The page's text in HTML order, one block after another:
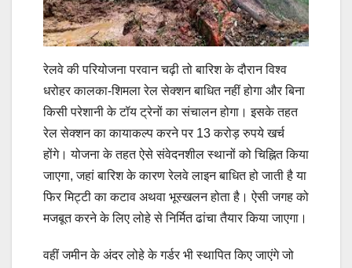
रेलवे की परियोजना परवान चढ़ी तो बारिश के दौरान विश्व
धरोहर कालका-शिमला रेल सेक्शन बाधित नहीं होगा और बिना
किसी परेशानी के टॉय ट्रेनों का संचालन होगा। इसके तहत
रेल सेक्शन का कायाकल्प करने पर 13 करोड़ रुपये खर्च
होंगे। योजना के तहत ऐसे संवेदनशील स्थानों को चिह्नित किया
जाएगा, जहां बारिश के कारण रेलवे लाइन बाधित हो जाती है या
फिर मिट्टी का कटाव अथवा भूस्खलन होता है। ऐसी जगह को
मजबूत करने के लिए लोहे से निर्मित ढांचा तैयार किया जाएगा।
वहीं जमीन के अंदर लोहे के गर्डर भी स्थापित किए जाएंगे जो